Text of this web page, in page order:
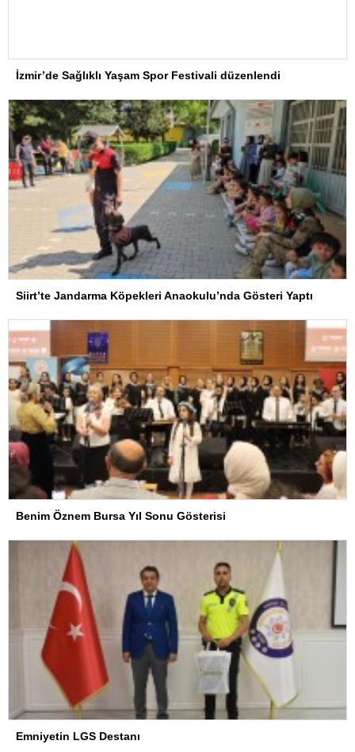
İzmir’de Sağlıklı Yaşam Spor Festivali düzenlendi
Siirt’te Jandarma Köpekleri Anaokulu’nda Gösteri Yaptı
Benim Öznem Bursa Yıl Sonu Gösterisi
Emniyetin LGS Destanı